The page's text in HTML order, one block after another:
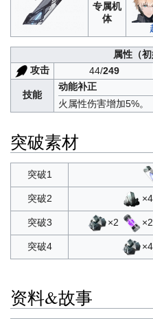
专属机
体
属性（初
攻击
44/249
技能
动能补正
火属性伤害增加5%。
突破素材
突破1
突破2 ×4
突破3 ×2 ×2
突破4 ×4
资料&故事